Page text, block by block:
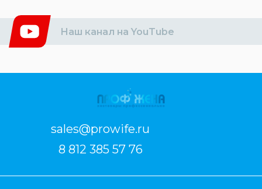
Наш канал на YouTube
sales@prowife.ru
8 812 385 57 76